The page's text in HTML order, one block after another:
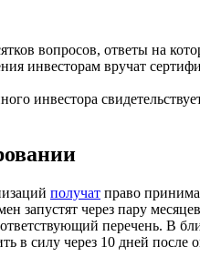
вопросов, ответы на
инвесторам вручат
инвестора
получат право
запустят через пару
перечень. В
в силу через 10 дней после